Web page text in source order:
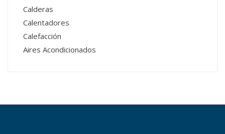
Calderas
Calentadores
Calefacción
Aires Acondicionados